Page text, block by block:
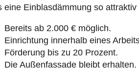
eine Einblasdämmung so attraktiv
Bereits ab 2.000 € möglich.
Einrichtung innerhalb eines
Förderung bis zu 20 Prozent.
Die Außenfassade bleibt erhalten.